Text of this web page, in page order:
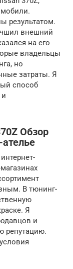
результатом.
внешний
на его
владельцы
но
затраты. Я
способ
Обзор
В тюнинг-
Я
и
репутацию.